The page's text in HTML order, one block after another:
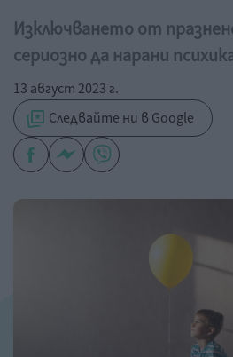
Изключването от
сериозно да нарани
13 август 2023 г.
Следвайте ни в Google